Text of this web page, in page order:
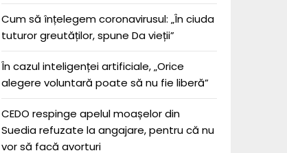
Cum să înțelegem coronavirusul: „În ciuda
tuturor greutăților, spune Da vieții”
În cazul inteligenței artificiale, „Orice
alegere voluntară poate să nu fie liberă”
CEDO respinge apelul moașelor din
Suedia refuzate la angajare, pentru că nu
vor să facă avorturi